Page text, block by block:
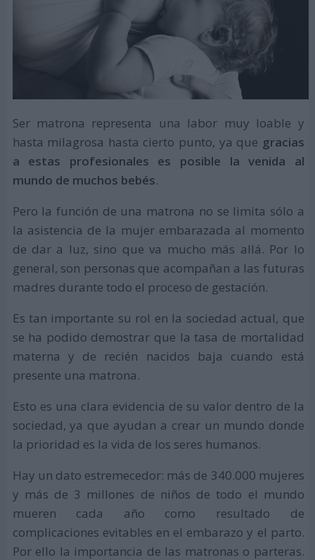
Ser matrona representa una labor muy loable y
hasta milagrosa hasta cierto punto, ya que gracias
a estas profesionales es posible la venida al
mundo de muchos bebés.
Pero la función de una matrona no se limita sólo a
la asistencia de la mujer embarazada al momento
de dar a luz, sino que va mucho más allá. Por lo
general, son personas que acompañan a las futuras
madres durante todo el proceso de gestación.
Es tan importante su rol en la sociedad actual, que
se ha podido demostrar que la tasa de mortalidad
materna y de recién nacidos baja cuando está
presente una matrona.
Esto es una clara evidencia de su valor dentro de la
sociedad, ya que ayudan a crear un mundo donde
la prioridad es la vida de los seres humanos.
Hay un dato estremecedor: más de 340.000 mujeres
y más de 3 millones de niños de todo el mundo
mueren cada año como resultado de
complicaciones evitables en el embarazo y el parto.
Por ello la importancia de las matronas o parteras.